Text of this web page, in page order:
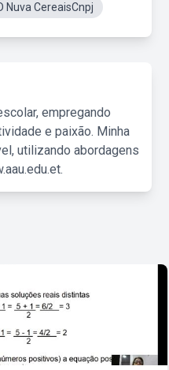
Nuva CereaisCnpj
empregando
e paixão. Minha
utilizando abordagens